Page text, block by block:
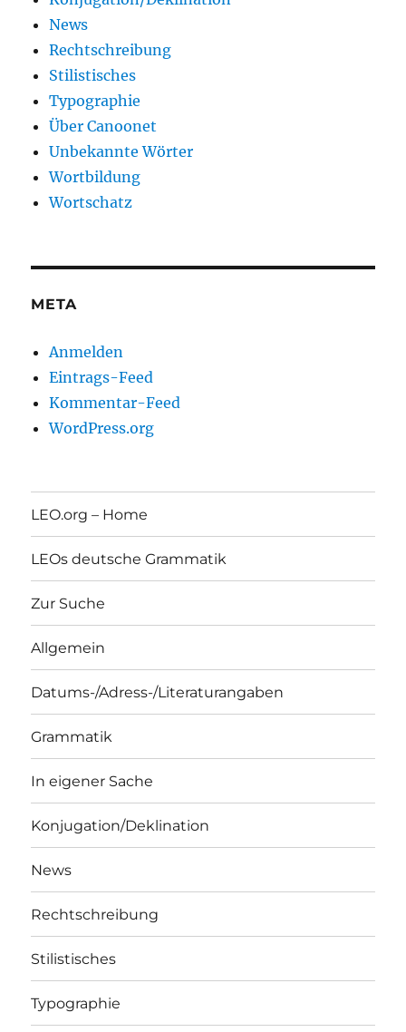
News
Rechtschreibung
Stilistisches
Typographie
Über Canoonet
Unbekannte Wörter
Wortbildung
Wortschatz
META
Anmelden
Eintrags-Feed
Kommentar-Feed
WordPress.org
LEO.org – Home
LEOs deutsche Grammatik
Zur Suche
Allgemein
Datums-/Adress-/Literaturangaben
Grammatik
In eigener Sache
Konjugation/Deklination
News
Rechtschreibung
Stilistisches
Typographie